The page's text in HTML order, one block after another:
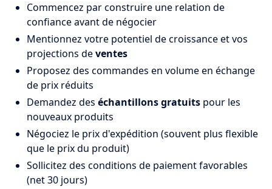
Commencez par construire une relation de
confiance avant de négocier
Mentionnez votre potentiel de croissance et vos
projections deventes
Proposez des commandes en volume en échange
de prix réduits
Demandez des échantillons gratuits pour les
nouveaux produits
Négociez le prix d'expédition (souvent plus flexible
que le prix du produit)
Sollicitez des conditions de paiement favorables
(net 30 jours)